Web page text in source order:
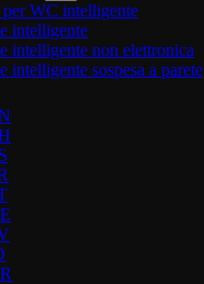
per WC intelligente
intelligente
intelligente non elettronica
intelligente sospesa a parete